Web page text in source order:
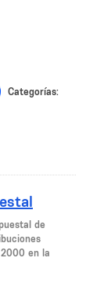
Categorías:
de
en la